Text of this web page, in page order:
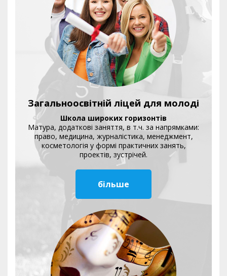
Загальноосвітній ліцей для молоді
Школа широких горизонтів
Матура, додаткові заняття, в т.ч. за напрямками:
право, медицина, журналістика, менеджмент,
косметологія у формі практичних занять,
проектів, зустрічей.
більше